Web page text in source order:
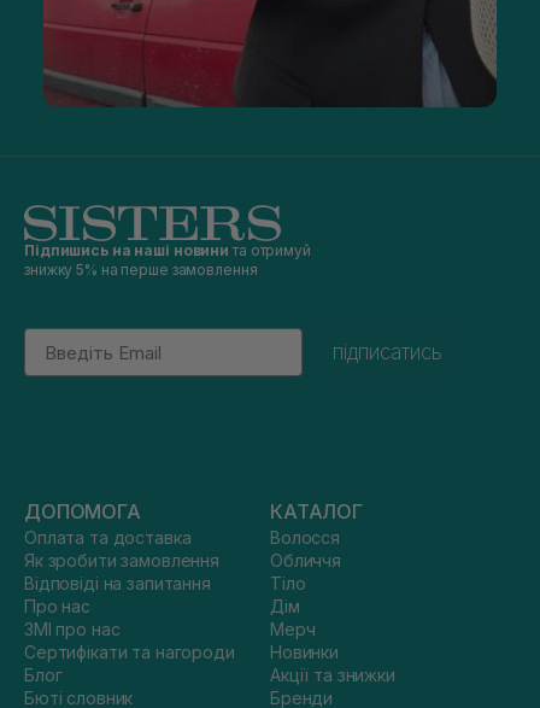
Підпишись на наші новини та отримуй
знижку 5% на перше замовлення
Email
підписатись
ДОПОМОГА
Оплата та доставка
Як зробити замовлення
Відповіді на запитання
Про нас
ЗМІ про нас
Сертифікати та нагороди
Блог
Бюті словник
КАТАЛОГ
Волосся
Обличчя
Тіло
Дім
Мерч
Новинки
Акції та знижки
Бренди